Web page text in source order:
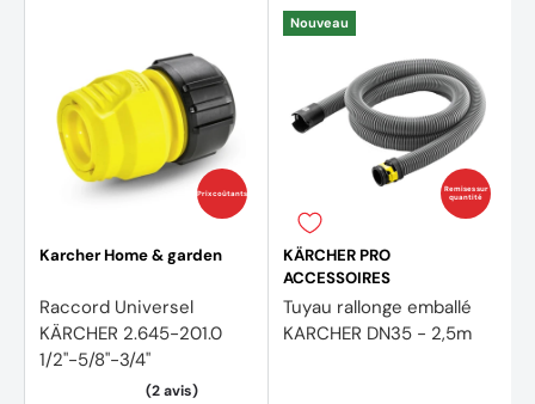
Prix coûtants
Karcher Home & garden
Raccord Universel
KÄRCHER 2.645-201.0
1/2"-5/8"-3/4"
Remises sur
quantité
Nouveau
KÄRCHER PRO
ACCESSOIRES
Tuyau rallonge emballé
KARCHER DN35 - 2,5m